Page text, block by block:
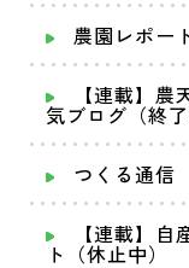
農園レポー
【連載】
気ブログ（終了
つくる通信
【連載】
ト（休止中）